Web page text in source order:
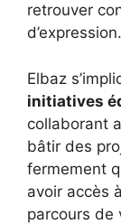
retrouver
d’expression.
Elbaz
initiatives
collaborant
bâtir des
fermement
avoir accès
parcours de